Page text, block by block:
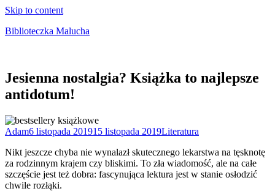
Skip to content
Biblioteczka Malucha
Jesienna nostalgia? Książka to najlepsze
antidotum!
Adam6 listopada 201915 listopada 2019Literatura
Nikt jeszcze chyba nie wynalazł skutecznego lekarstwa na tęsknotę
za rodzinnym krajem czy bliskimi. To zła wiadomość, ale na całe
szczęście jest też dobra: fascynująca lektura jest w stanie osłodzić
chwile rozłąki.